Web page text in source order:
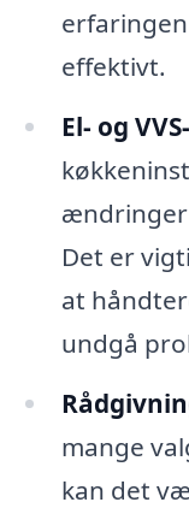
effektivt.
El- og
ændringer
Det er
at
undgå
mange
kan det